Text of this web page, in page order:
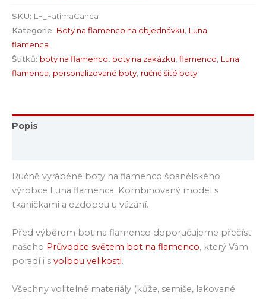
SKU: LF_FatimaCanca
Kategorie: Boty na flamenco na objednávku, Luna
flamenca
Štítků: boty na flamenco, boty na zakázku, flamenco, Luna
flamenca, personalizované boty, ručně šité boty
Popis
Ručně vyráběné boty na flamenco španělského
výrobce Luna flamenca. Kombinovaný model s
tkaničkami a ozdobou u vázání.
Před výběrem bot na flamenco doporučujeme přečíst
našeho Průvodce světem bot na flamenco, který Vám
poradí i s volbou velikosti.
Všechny volitelné materiály (kůže, semiše, lakované